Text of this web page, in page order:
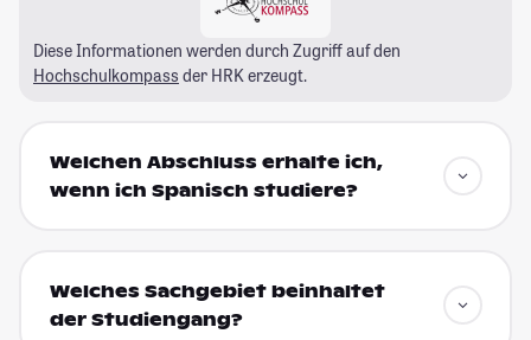
Diese Informationen werden durch Zugriff auf den
Hochschulkompass der HRK erzeugt.
Welchen Abschluss erhalte ich,
wenn ich Spanisch studiere?
Welches Sachgebiet beinhaltet
der Studiengang?